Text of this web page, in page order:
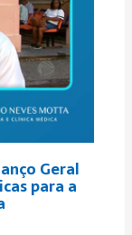
Geral
para a